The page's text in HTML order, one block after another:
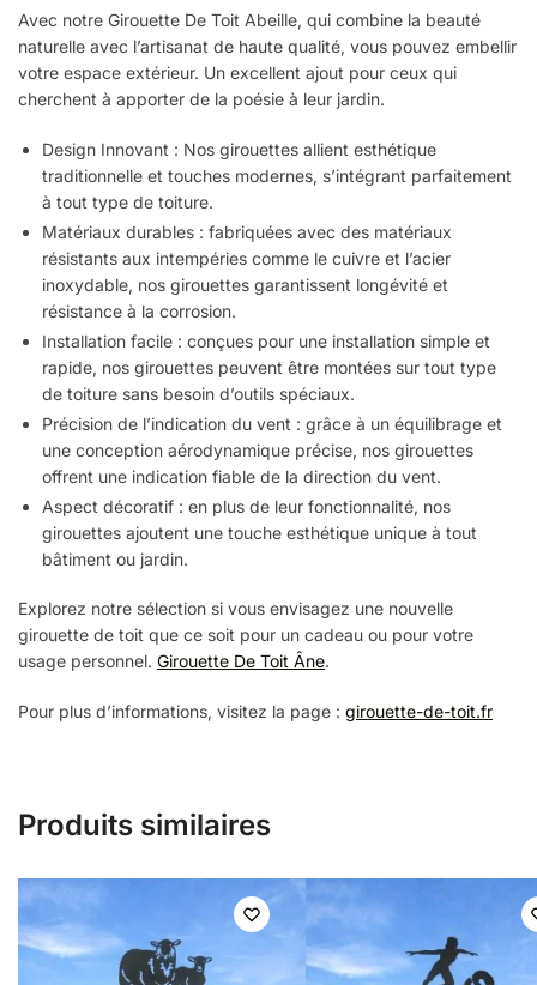
Avec notre Girouette De Toit Abeille, qui combine la beauté
naturelle avec l’artisanat de haute qualité, vous pouvez embellir
votre espace extérieur. Un excellent ajout pour ceux qui
cherchent à apporter de la poésie à leur jardin.
Design Innovant : Nos girouettes allient esthétique
traditionnelle et touches modernes, s’intégrant parfaitement
à tout type de toiture.
Matériaux durables : fabriquées avec des matériaux
résistants aux intempéries comme le cuivre et l’acier
inoxydable, nos girouettes garantissent longévité et
résistance à la corrosion.
Installation facile : conçues pour une installation simple et
rapide, nos girouettes peuvent être montées sur tout type
de toiture sans besoin d’outils spéciaux.
Précision de l’indication du vent : grâce à un équilibrage et
une conception aérodynamique précise, nos girouettes
offrent une indication fiable de la direction du vent.
Aspect décoratif : en plus de leur fonctionnalité, nos
girouettes ajoutent une touche esthétique unique à tout
bâtiment ou jardin.
Explorez notre sélection si vous envisagez une nouvelle
girouette de toit que ce soit pour un cadeau ou pour votre
usage personnel. Girouette De Toit Âne.
Pour plus d’informations, visitez la page : girouette-de-toit.fr
Produits similaires